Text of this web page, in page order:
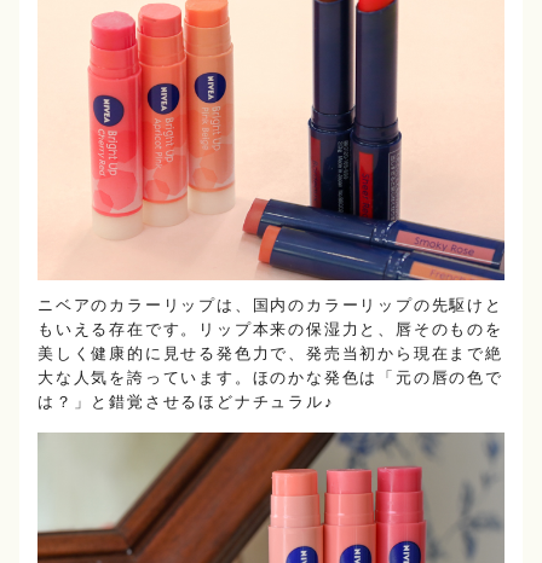
ニベアのカラーリップは、国内のカラーリップの先駆けと
もいえる存在です。リップ本来の保湿力と、唇そのものを
美しく健康的に見せる発色力で、発売当初から現在まで絶
大な人気を誇っています。ほのかな発色は「元の唇の色で
は？」と錯覚させるほどナチュラル♪